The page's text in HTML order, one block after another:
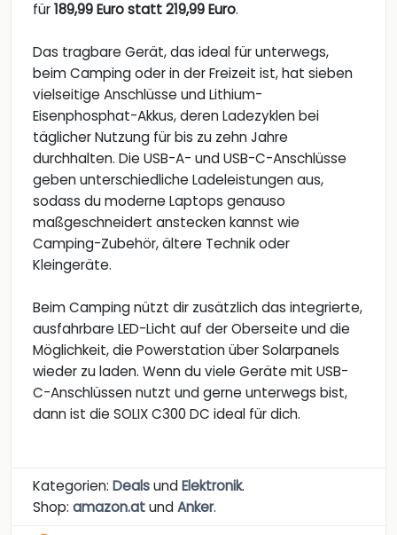
für189,99 Euro statt 219,99 Euro.
Das tragbare Gerät, das ideal für unterwegs,
beim Camping oder in der Freizeit ist, hat sieben
vielseitige Anschlüsse und Lithium-
Eisenphosphat-Akkus, deren Ladezyklen bei
täglicher Nutzung für bis zu zehn Jahre
durchhalten. Die USB-A- und USB-C-Anschlüsse
geben unterschiedliche Ladeleistungen aus,
sodass du moderne Laptops genauso
maßgeschneidert anstecken kannst wie
Camping-Zubehör, ältere Technik oder
Kleingeräte.
Beim Camping nützt dir zusätzlich das integrierte,
ausfahrbare LED-Licht auf der Oberseite und die
Möglichkeit, die Powerstation über Solarpanels
wieder zu laden. Wenn du viele Geräte mit USB-
C-Anschlüssen nutzt und gerne unterwegs bist,
dann ist die SOLIX C300 DC ideal für dich.
Kategorien: DealsundElektronik.
Shop: amazon.atundAnker.